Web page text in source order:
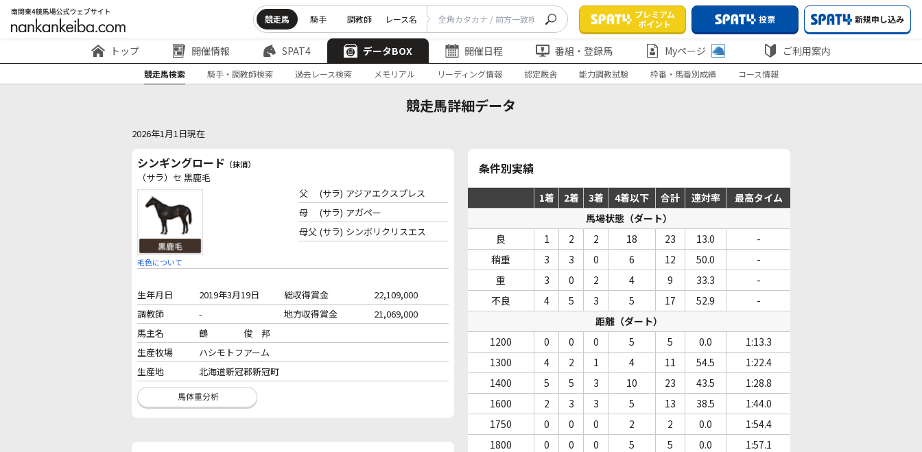
競走馬 騎手 調教師 レース名
プレミアム
ポイント
投票 新規申し込み
トップ 開催情報 SPAT4 データBOX 開催日程 番組・登録馬 Myページ ご利用案内
競走馬検索 騎手・調教師検索 過去レース検索 メモリアル リーディング情報 認定厩舎 能力調教試験 枠番・馬番別成績 コース情報
競走馬詳細データ
2026年1月1日現在
シンギングロード （抹消）
（サラ）セ 黒鹿毛
毛色について
父 (サラ) アジアエクスプレス
母
(サラ) アガペー
母父 (サラ) シンボリクリスエス
生年月日 2019年3月19日 総収得賞金
22,109,000
調教師
- 地方収得賞金
21,069,000
馬主名
鶴 俊 邦
生産牧場
ハシモトフアーム
生産地
北海道新冠郡新冠町
条件別実績
1着 2着 3着 4着以下 合計 連対率
最高タイム
馬場状態（ダート）
良
1 2 2 18 23 13.0
-
稍重
3 3 0 6 12 50.0
-
重
3 0 2 4 9 33.3
-
不良
4 5 3 5 17 52.9
-
距離（ダート）
1200
0 0 0 5 5 0.0
1:13.3
1300
4 2 1 4 11 54.5
1:22.4
1400
5 5 3 10 23 43.5
1:28.8
1600
2 3 3 5 13 38.5
1:44.0
1750
0 0 0 2 2 0.0
1:54.4
1800
0 0 0 5 5 0.0
1:57.1